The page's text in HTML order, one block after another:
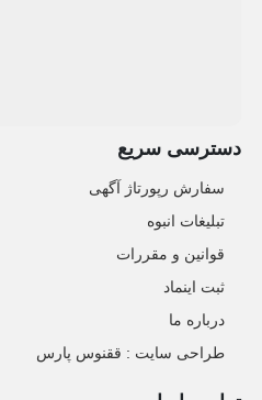
دسترسی سریع
سفارش رپورتاژ آگهی
تبلیغات انبوه
قوانین و مقررات
ثبت اینماد
درباره ما
طراحی سایت : ققنوس پارس